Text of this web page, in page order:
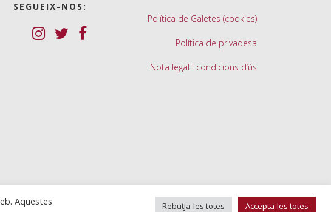
SEGUEIX-NOS:
Política de Galetes (cookies)
Política de privadesa
Nota legal i condicions d’ús
Aquestes
Rebutja-les totes Accepta-les totes